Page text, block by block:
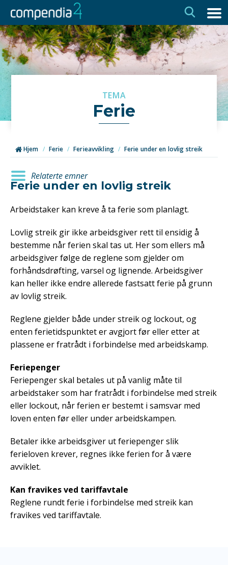
navigasjon
innhold
TEMA
Ferie
Hjem / Ferie / Ferieavvikling / Ferie under en lovlig streik
Relaterte emner
Ferie under en lovlig streik
Arbeidstaker kan kreve å ta ferie som planlagt.
Lovlig streik gir ikke arbeidsgiver rett til ensidig å
bestemme når ferien skal tas ut. Her som ellers må
arbeidsgiver følge de reglene som gjelder om
forhåndsdrøfting, varsel og lignende. Arbeidsgiver
kan heller ikke endre allerede fastsatt ferie på grunn
av lovlig streik.
Reglene gjelder både under streik og lockout, og
enten ferietidspunktet er avgjort før eller etter at
plassene er fratrådt i forbindelse med arbeidskamp.
Feriepenger
Feriepenger skal betales ut på vanlig måte til
arbeidstaker som har fratrådt i forbindelse med streik
eller lockout, når ferien er bestemt i samsvar med
loven enten før eller under arbeidskampen.
Betaler ikke arbeidsgiver ut feriepenger slik
ferieloven krever, regnes ikke ferien for å være
avviklet.
Kan fravikes ved tariffavtale
Reglene rundt ferie i forbindelse med streik kan
fravikes ved tariffavtale.